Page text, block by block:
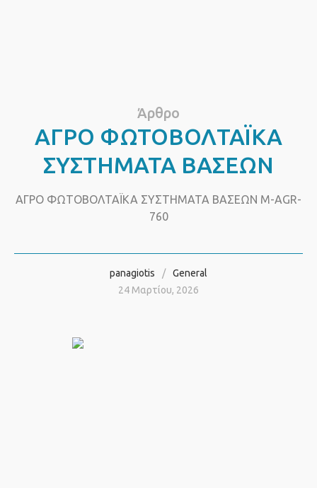
Άρθρο
ΑΓΡΟ ΦΩΤΟΒΟΛΤΑΪΚΑ
ΣΥΣΤΗΜΑΤΑ ΒΑΣΕΩΝ
ΑΓΡΟ ΦΩΤΟΒΟΛΤΑΪΚΑ ΣΥΣΤΗΜΑΤΑ ΒΑΣΕΩΝ M-AGR-
760
panagiotis
General
24 Μαρτίου, 2026